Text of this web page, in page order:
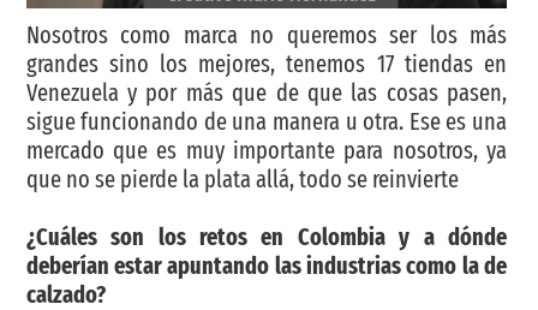
Nosotros como marca no queremos ser los más
grandes sino los mejores, tenemos 17 tiendas en
Venezuela y por más que de que las cosas pasen,
sigue funcionando de una manera u otra. Ese es una
mercado que es muy importante para nosotros, ya
que no se pierde la plata allá, todo se reinvierte
¿Cuáles son los retos en Colombia y a dónde
deberían estar apuntando las industrias como la de
calzado?